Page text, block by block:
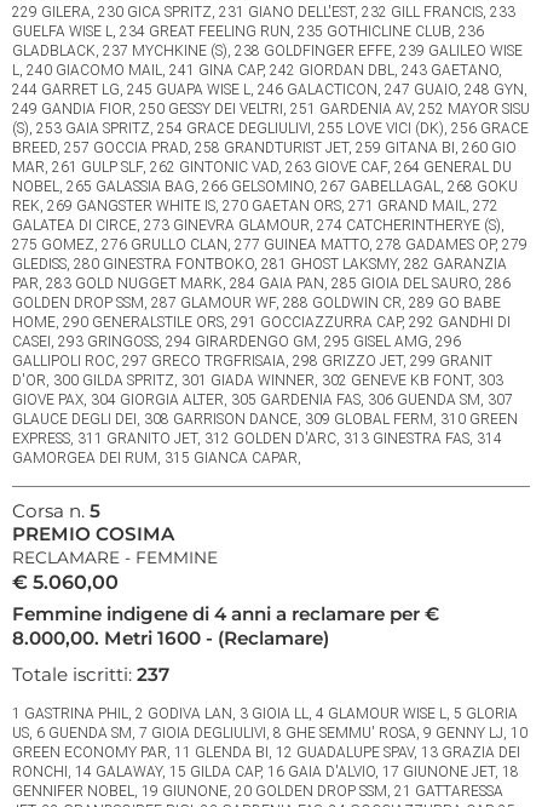
229 GILERA, 230 GICA SPRITZ, 231 GIANO DELL'EST, 232 GILL FRANCIS, 233
GUELFA WISE L, 234 GREAT FEELING RUN, 235 GOTHICLINE CLUB, 236
GLADBLACK, 237 MYCHKINE (S), 238 GOLDFINGER EFFE, 239 GALILEO WISE
L, 240 GIACOMO MAIL, 241 GINA CAP, 242 GIORDAN DBL, 243 GAETANO,
244 GARRET LG, 245 GUAPA WISE L, 246 GALACTICON, 247 GUAIO, 248 GYN,
249 GANDIA FIOR, 250 GESSY DEI VELTRI, 251 GARDENIA AV, 252 MAYOR SISU
(S), 253 GAIA SPRITZ, 254 GRACE DEGLIULIVI, 255 LOVE VICI (DK), 256 GRACE
BREED, 257 GOCCIA PRAD, 258 GRANDTURIST JET, 259 GITANA BI, 260 GIO
MAR, 261 GULP SLF, 262 GINTONIC VAD, 263 GIOVE CAF, 264 GENERAL DU
NOBEL, 265 GALASSIA BAG, 266 GELSOMINO, 267 GABELLAGAL, 268 GOKU
REK, 269 GANGSTER WHITE IS, 270 GAETAN ORS, 271 GRAND MAIL, 272
GALATEA DI CIRCE, 273 GINEVRA GLAMOUR, 274 CATCHERINTHERYE (S),
275 GOMEZ, 276 GRULLO CLAN, 277 GUINEA MATTO, 278 GADAMES OP, 279
GLEDISS, 280 GINESTRA FONTBOKO, 281 GHOST LAKSMY, 282 GARANZIA
PAR, 283 GOLD NUGGET MARK, 284 GAIA PAN, 285 GIOIA DEL SAURO, 286
GOLDEN DROP SSM, 287 GLAMOUR WF, 288 GOLDWIN CR, 289 GO BABE
HOME, 290 GENERALSTILE ORS, 291 GOCCIAZZURRA CAP, 292 GANDHI DI
CASEI, 293 GRINGOSS, 294 GIRARDENGO GM, 295 GISEL AMG, 296
GALLIPOLI ROC, 297 GRECO TRGFRISAIA, 298 GRIZZO JET, 299 GRANIT
D'OR, 300 GILDA SPRITZ, 301 GIADA WINNER, 302 GENEVE KB FONT, 303
GIOVE PAX, 304 GIORGIA ALTER, 305 GARDENIA FAS, 306 GUENDA SM, 307
GLAUCE DEGLI DEI, 308 GARRISON DANCE, 309 GLOBAL FERM, 310 GREEN
EXPRESS, 311 GRANITO JET, 312 GOLDEN D'ARC, 313 GINESTRA FAS, 314
GAMORGEA DEI RUM, 315 GIANCA CAPAR,
Corsa n. 5
PREMIO COSIMA
RECLAMARE - FEMMINE
€ 5.060,00
Femmine indigene di 4 anni a reclamare per €
8.000,00. Metri 1600 - (Reclamare)
Totale iscritti: 237
1 GASTRINA PHIL, 2 GODIVA LAN, 3 GIOIA LL, 4 GLAMOUR WISE L, 5 GLORIA
US, 6 GUENDA SM, 7 GIOIA DEGLIULIVI, 8 GHE SEMMU' ROSA, 9 GENNY LJ, 10
GREEN ECONOMY PAR, 11 GLENDA BI, 12 GUADALUPE SPAV, 13 GRAZIA DEI
RONCHI, 14 GALAWAY, 15 GILDA CAP, 16 GAIA D'ALVIO, 17 GIUNONE JET, 18
GENNIFER NOBEL, 19 GIUNONE, 20 GOLDEN DROP SSM, 21 GATTARESSA